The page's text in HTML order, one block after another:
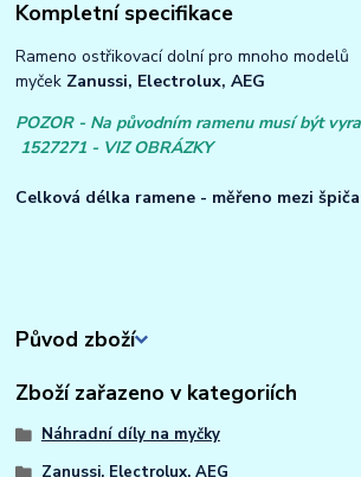
Kompletní specifikace
Rameno ostřikovací dolní pro mnoho modelů
myček Zanussi, Electrolux, AEG
POZOR - Na původním ramenu musí být
1527271 - VIZ OBRÁZKY
Celková délka ramene - měřeno mezi
Původ zboží
Zboží zařazeno v kategoriích
Náhradní díly na myčky
Zanussi, Electrolux, AEG